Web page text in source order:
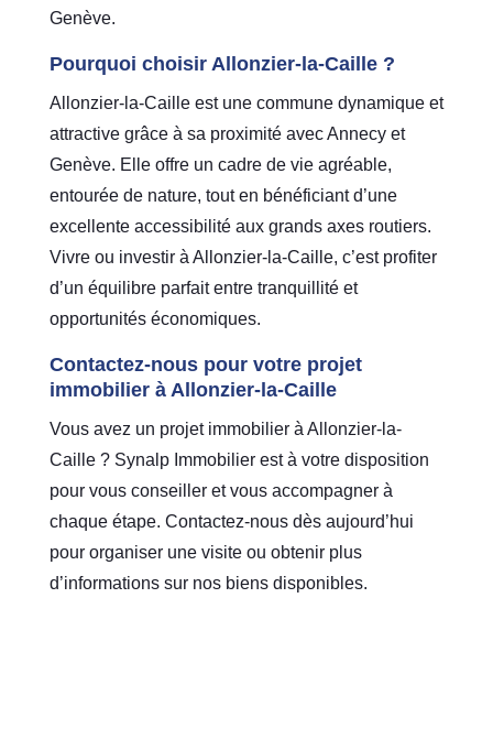
Genève.
Pourquoi choisir Allonzier-la-Caille ?
Allonzier-la-Caille est une commune dynamique et
attractive grâce à sa proximité avec Annecy et
Genève. Elle offre un cadre de vie agréable,
entourée de nature, tout en bénéficiant d’une
excellente accessibilité aux grands axes routiers.
Vivre ou investir à Allonzier-la-Caille, c’est profiter
d’un équilibre parfait entre tranquillité et
opportunités économiques.
Contactez-nous pour votre projet
immobilier à Allonzier-la-Caille
Vous avez un projet immobilier à Allonzier-la-
Caille ? Synalp Immobilier est à votre disposition
pour vous conseiller et vous accompagner à
chaque étape. Contactez-nous dès aujourd’hui
pour organiser une visite ou obtenir plus
d’informations sur nos biens disponibles.